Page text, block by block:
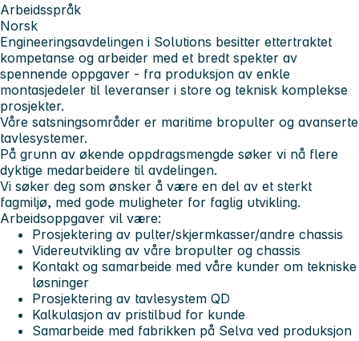
Arbeidsspråk
Norsk
Engineeringsavdelingen i Solutions besitter ettertraktet
kompetanse og arbeider med et bredt spekter av
spennende oppgaver - fra produksjon av enkle
montasjedeler til leveranser i store og teknisk komplekse
prosjekter.
Våre satsningsområder er maritime bropulter og avanserte
tavlesystemer.
På grunn av økende oppdragsmengde søker vi nå flere
dyktige medarbeidere til avdelingen.
Vi søker deg som ønsker å være en del av et sterkt
fagmiljø, med gode muligheter for faglig utvikling.
Arbeidsoppgaver vil være:
Prosjektering av pulter/skjermkasser/andre chassis
Videreutvikling av våre bropulter og chassis
Kontakt og samarbeide med våre kunder om tekniske
løsninger
Prosjektering av tavlesystem QD
Kalkulasjon av pristilbud for kunde
Samarbeide med fabrikken på Selva ved produksjon